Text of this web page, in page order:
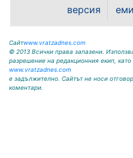
аварията. Тел.: 092 66
0889 316...
версия
Сайтwww.vratzadnes.com
© 2013 Всички права запазени.
разрешение на редакционния екип, като
www.vratzadnes.com
е задължително. Сайтът не носи
коментари.